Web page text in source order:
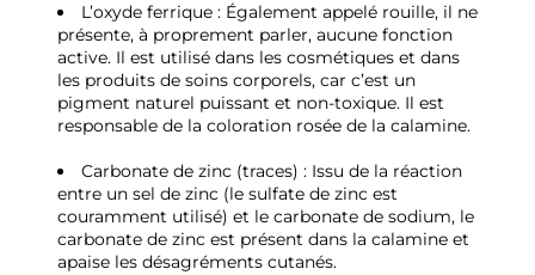
L’oxyde ferrique : Également appelé rouille, il ne
présente, à proprement parler, aucune fonction
active. Il est utilisé dans les cosmétiques et dans
les produits de soins corporels, car c’est un
pigment naturel puissant et non-toxique. Il est
responsable de la coloration rosée de la calamine.
Carbonate de zinc (traces) : Issu de la réaction
entre un sel de zinc (le sulfate de zinc est
couramment utilisé) et le carbonate de sodium, le
carbonate de zinc est présent dans la calamine et
apaise les désagréments cutanés.